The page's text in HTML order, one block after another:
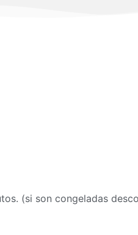
(si son congeladas